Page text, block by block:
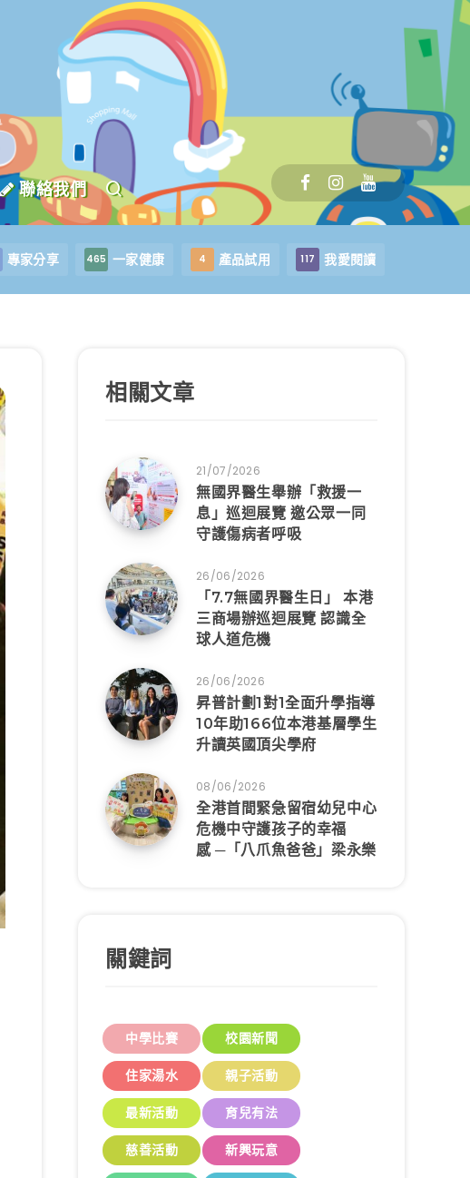
聯絡我們
專家分享 465 一家健康 4 產品試用 117 我愛閱讀
相關文章
21/07/2026
無國界醫生舉辦「救援一
息」巡迴展覽 邀公眾一同
守護傷病者呼吸
26/06/2026
「7.7無國界醫生日」 本港
三商場辦巡迴展覽 認識全
球人道危機
26/06/2026
昇普計劃1對1全面升學指導
10年助166位本港基層學生
升讀英國頂尖學府
08/06/2026
全港首間緊急留宿幼兒中心
危機中守護孩子的幸福
感 ─「八爪魚爸爸」梁永樂
關鍵詞
中學比賽 校園新聞
住家湯水 親子活動
最新活動 育兒有法
慈善活動 新興玩意